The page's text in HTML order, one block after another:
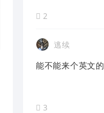
2
逃续
能不能来个英文的
3